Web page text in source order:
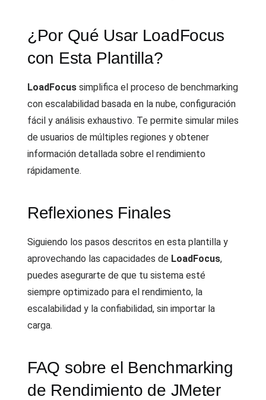
¿Por Qué Usar LoadFocus
con Esta Plantilla?
LoadFocus simplifica el proceso de benchmarking
con escalabilidad basada en la nube, configuración
fácil y análisis exhaustivo. Te permite simular miles
de usuarios de múltiples regiones y obtener
información detallada sobre el rendimiento
rápidamente.
Reflexiones Finales
Siguiendo los pasos descritos en esta plantilla y
aprovechando las capacidades de LoadFocus,
puedes asegurarte de que tu sistema esté
siempre optimizado para el rendimiento, la
escalabilidad y la confiabilidad, sin importar la
carga.
FAQ sobre el Benchmarking
de Rendimiento de JMeter